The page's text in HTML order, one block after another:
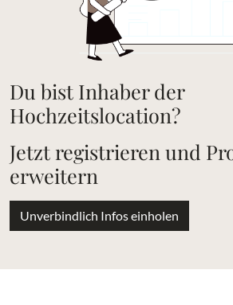
Du bist Inhaber der
Hochzeitslocation?
Jetzt registrieren und
erweitern
Unverbindlich Infos einholen